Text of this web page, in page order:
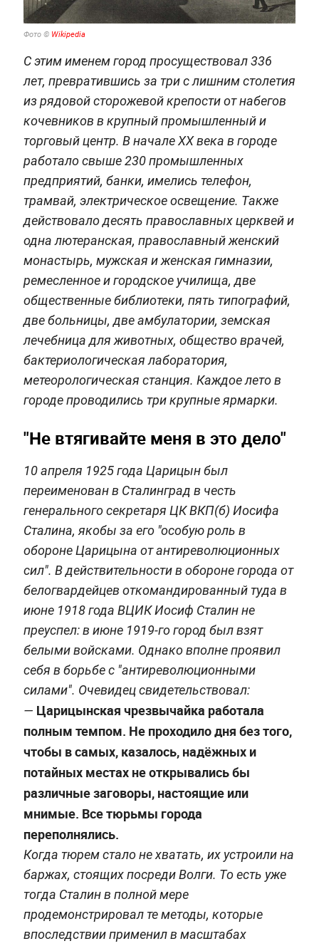
Фото © Wikipedia
С этим именем город просуществовал 336
лет, превратившись за три с лишним столетия
из рядовой сторожевой крепости от набегов
кочевников в крупный промышленный и
торговый центр. В начале XX века в городе
работало свыше 230 промышленных
предприятий, банки, имелись телефон,
трамвай, электрическое освещение. Также
действовало десять православных церквей и
одна лютеранская, православный женский
монастырь, мужская и женская гимназии,
ремесленное и городское училища, две
общественные библиотеки, пять типографий,
две больницы, две амбулатории, земская
лечебница для животных, общество врачей,
бактериологическая лаборатория,
метеорологическая станция. Каждое лето в
городе проводились три крупные ярмарки.
"Не втягивайте меня в это дело"
10 апреля 1925 года Царицын был
переименован в Сталинград в честь
генерального секретаря ЦК ВКП(б) Иосифа
Сталина, якобы за его "особую роль в
обороне Царицына от антиреволюционных
сил". В действительности в обороне города от
белогвардейцев откомандированный туда в
июне 1918 года ВЦИК Иосиф Сталин не
преуспел: в июне 1919-го город был взят
белыми войсками. Однако вполне проявил
себя в борьбе с "антиреволюционными
силами". Очевидец свидетельствовал:
— Царицынская чрезвычайка работала
полным темпом. Не проходило дня без того,
чтобы в самых, казалось, надёжных и
потайных местах не открывались бы
различные заговоры, настоящие или
мнимые. Все тюрьмы города
переполнялись.
Когда тюрем стало не хватать, их устроили на
баржах, стоящих посреди Волги. То есть уже
тогда Сталин в полной мере
продемонстрировал те методы, которые
впоследствии применил в масштабах